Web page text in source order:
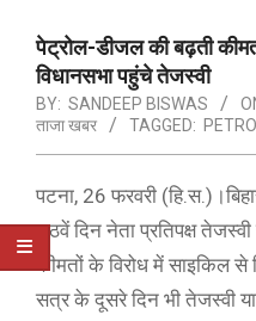
Menuपेट्रोल-डीजल की बढ़ती
विधानसभा पहुंचे तेजस्वी
BY: SANDEEP BISWAS
ताजा खबर
TAGGED:
पटना, 26 फरवरी
छठवें दिन नेता प्रतिपक्ष
कीमतों के विरोध में साइकिल
सत्र के दूसरे दिन भी तेजस्वी